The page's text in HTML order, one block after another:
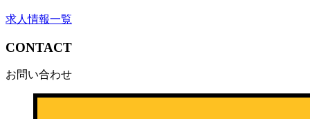
求人情報一覧
CONTACT
お問い合わせ